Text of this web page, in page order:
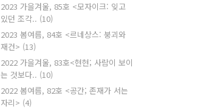
2023 가을겨울, 85호 <모자이크: 잊고
있던 조각.. (10)
2023 봄여름, 84호 <르네상스: 붕괴와
재건> (13)
2022 가을겨울, 83호<현현; 사람이 보이
는 것보다.. (10)
2022 봄여름, 82호 <공간; 존재가 서는
자리> (4)